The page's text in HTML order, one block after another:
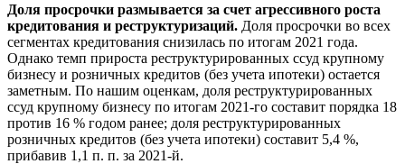
Доля просрочки размывается за счет агрессивного роста
кредитования и реструктуризаций. Доля просрочки во всех
сегментах кредитования снизилась по итогам 2021 года.
Однако темп прироста реструктурированных ссуд крупному
бизнесу и розничных кредитов (без учета ипотеки) остается
заметным. По нашим оценкам, доля реструктурированных
ссуд крупному бизнесу по итогам 2021-го составит порядка 18
против 16 % годом ранее; доля реструктурированных
розничных кредитов (без учета ипотеки) составит 5,4 %,
прибавив 1,1 п. п. за 2021-й.